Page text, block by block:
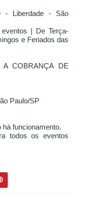
- Liberdade - São
| De Terça-
e Feriados das
COBRANÇA DE
Paulo/SP
funcionamento.
todos os eventos